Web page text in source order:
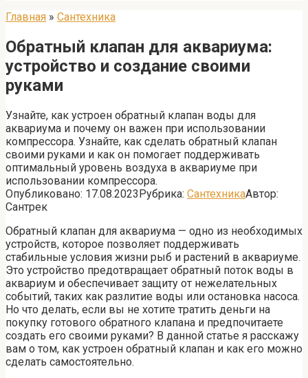
Главная » Сантехника
Обратный клапан для аквариума:
устройство и создание своими
руками
Узнайте, как устроен обратный клапан воды для
аквариума и почему он важен при использовании
компрессора. Узнайте, как сделать обратный клапан
своими руками и как он помогает поддерживать
оптимальный уровень воздуха в аквариуме при
использовании компрессора.
Опубликовано: 17.08.2023Рубрика: СантехникаАвтор:
Сантрек
Обратный клапан для аквариума — одно из необходимых
устройств, которое позволяет поддерживать
стабильные условия жизни рыб и растений в аквариуме.
Это устройство предотвращает обратный поток воды в
аквариум и обеспечивает защиту от нежелательных
событий, таких как разлитие воды или остановка насоса.
Но что делать, если вы не хотите тратить деньги на
покупку готового обратного клапана и предпочитаете
создать его своими руками? В данной статье я расскажу
вам о том, как устроен обратный клапан и как его можно
сделать самостоятельно.